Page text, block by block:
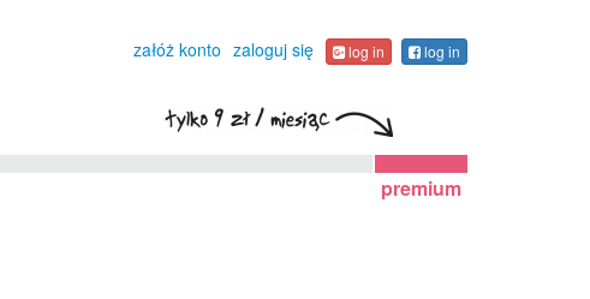
załóż konto zaloguj się log in log in
premium